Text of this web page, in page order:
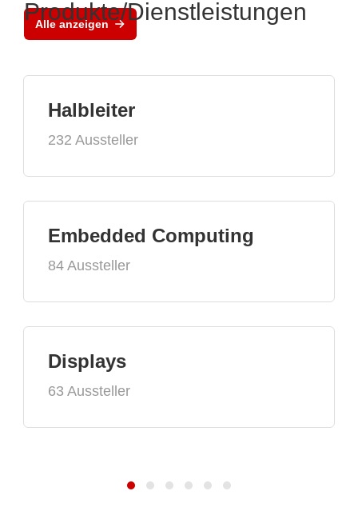
Alle anzeigen
Produkte/Dienstleistungen
Halbleiter
232 Aussteller
Embedded Computing
84 Aussteller
Displays
63 Aussteller